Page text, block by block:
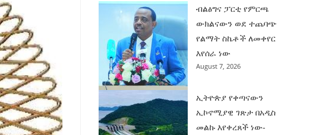
ብልፅግና ፓርቲ የምርጫ
ውክልናውን ወደ ተጨባጭ
የልማት ስኬቶች ለመቀየር
እየሰራ ነው
August 7, 2026
ኢትዮጵያ የቀጣናውን
ኢኮኖሚያዊ ገጽታ በአዲስ
መልኩ እየቀረጸች ነው-